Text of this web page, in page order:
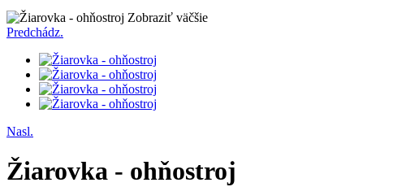
Zobraziť väčšie
Predchádz.
Nasl.
Žiarovka - ohňostroj